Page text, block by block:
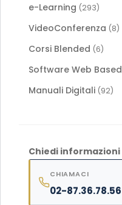
e-Learning (293)
VideoConferenza (8)
Corsi Blended (6)
Software Web Based
Manuali Digitali (92)
Chiedi informazioni
CHIAMACI
02-87.36.78.56